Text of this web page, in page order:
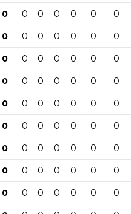
0 0 0 0 0 0 0
0 0 0 0 0 0 0
0 0 0 0 0 0 0
0 0 0 0 0 0 0
0 0 0 0 0 0 0
0 0 0 0 0 0 0
0 0 0 0 0 0 0
0 0 0 0 0 0 0
0 0 0 0 0 0 0